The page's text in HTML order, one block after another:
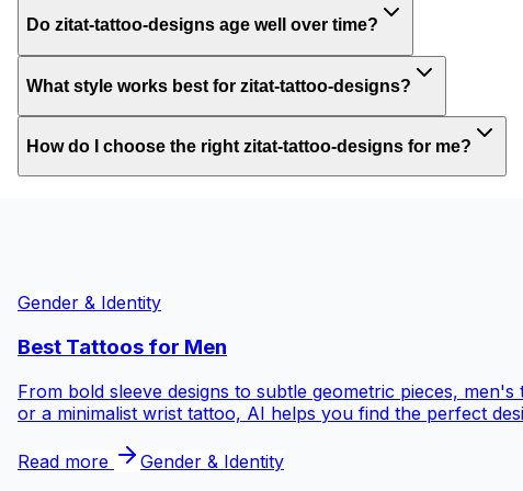
Do zitat-tattoo-designs age well over time?
What style works best for zitat-tattoo-designs?
How do I choose the right zitat-tattoo-designs for me?
Gender & Identity
Best Tattoos for Men
From bold sleeve designs to subtle geometric pieces,
or a minimalist wrist tattoo, AI helps you find the perfect
Read more Gender & Identity